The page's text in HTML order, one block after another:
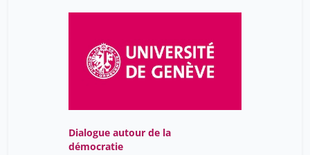
Dialogue autour de la
démocratie